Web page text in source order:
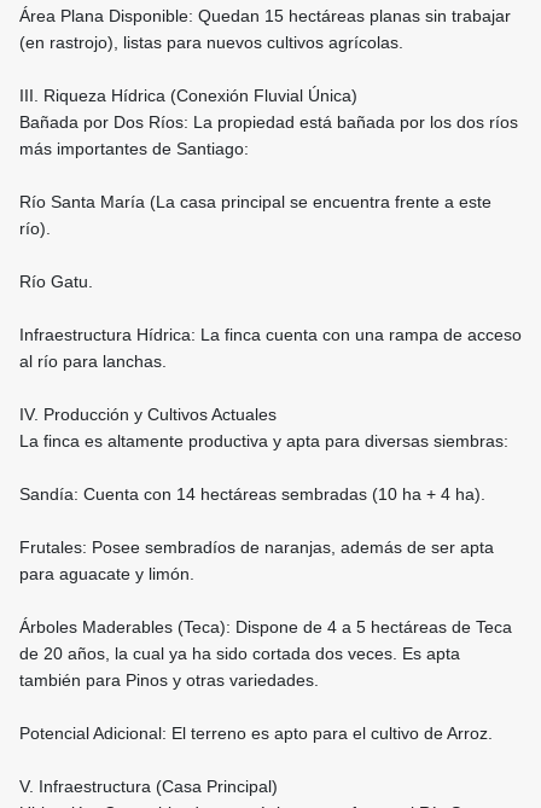
Área Plana Disponible: Quedan 15 hectáreas planas sin trabajar
(en rastrojo), listas para nuevos cultivos agrícolas.
III. Riqueza Hídrica (Conexión Fluvial Única)
Bañada por Dos Ríos: La propiedad está bañada por los dos ríos
más importantes de Santiago:
Río Santa María (La casa principal se encuentra frente a este
río).
Río Gatu.
Infraestructura Hídrica: La finca cuenta con una rampa de acceso
al río para lanchas.
IV. Producción y Cultivos Actuales
La finca es altamente productiva y apta para diversas siembras:
Sandía: Cuenta con 14 hectáreas sembradas (10 ha + 4 ha).
Frutales: Posee sembradíos de naranjas, además de ser apta
para aguacate y limón.
Árboles Maderables (Teca): Dispone de 4 a 5 hectáreas de Teca
de 20 años, la cual ya ha sido cortada dos veces. Es apta
también para Pinos y otras variedades.
Potencial Adicional: El terreno es apto para el cultivo de Arroz.
V. Infraestructura (Casa Principal)